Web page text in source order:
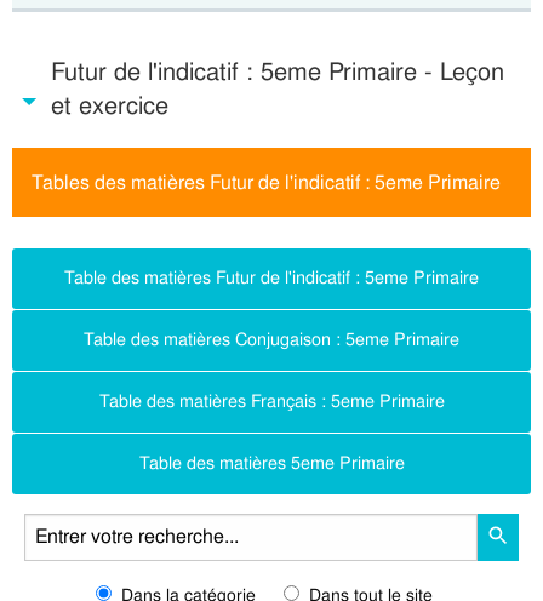
Futur de l'indicatif : 5eme Primaire - Leçon
et exercice
Tables des matières Futur de l'indicatif : 5eme Primaire
Table des matières Futur de l'indicatif : 5eme Primaire
Table des matières Conjugaison : 5eme Primaire
Table des matières Français : 5eme Primaire
Table des matières 5eme Primaire
Dans la catégorie Dans tout le site